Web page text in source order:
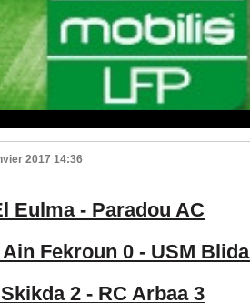
2017 14:36
Eulma - Paradou AC
Fekroun 0 - USM
2 - RC Arbaa 3